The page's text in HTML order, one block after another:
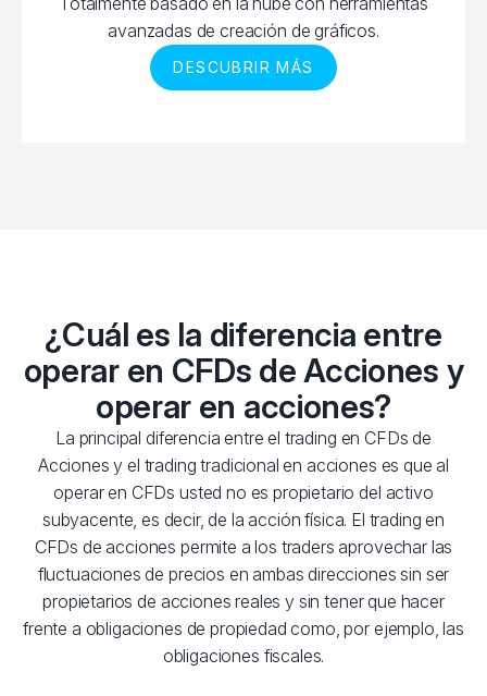
avanzadas de creación de gráficos.
DESCUBRIR MÁS
¿Cuál es la diferencia entre
operar en CFDs de Acciones y
operar en acciones?
La principal diferencia entre el trading en CFDs de
Acciones y el trading tradicional en acciones es que al
operar en CFDs usted no es propietario del activo
subyacente, es decir, de la acción física. El trading en
CFDs de acciones permite a los traders aprovechar las
fluctuaciones de precios en ambas direcciones sin ser
propietarios de acciones reales y sin tener que hacer
frente a obligaciones de propiedad como, por ejemplo, las
obligaciones fiscales.